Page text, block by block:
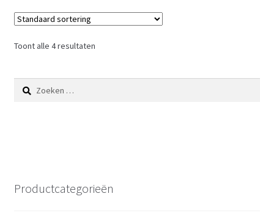
Toont alle 4 resultaten
Zoeken
naar:
Productcategorieën